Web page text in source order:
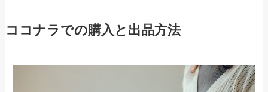
ココナラでの購入と出品方法